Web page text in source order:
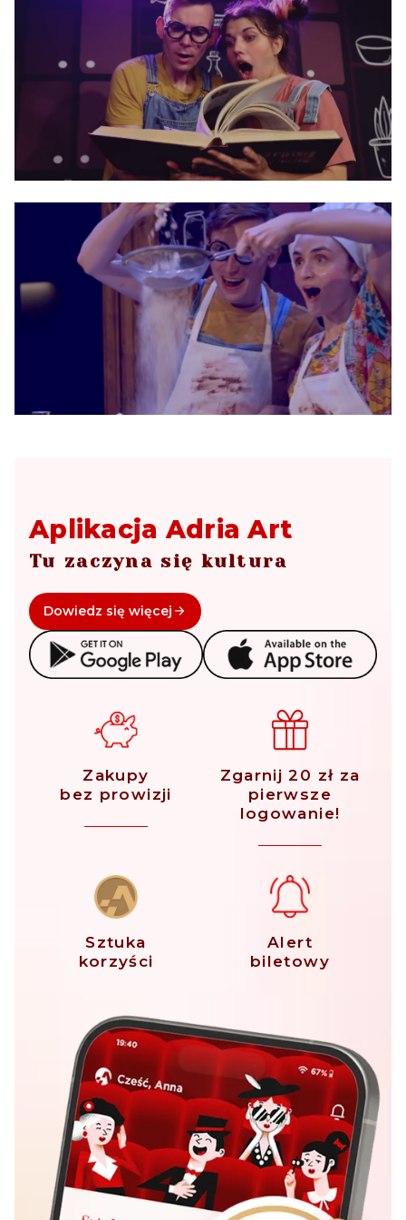
Aplikacja Adria Art
Tu zaczyna się kultura
Dowiedz się więcej
Zakupy
bez prowizji
Zgarnij 20 zł za
pierwsze
logowanie!
Sztuka
korzyści
Alert
biletowy